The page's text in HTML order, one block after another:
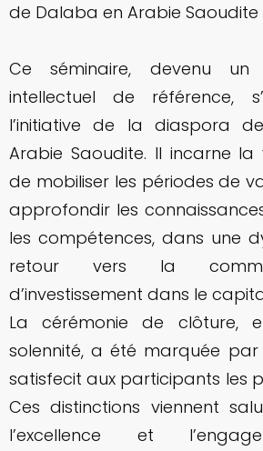
de Dalaba en Arabie Saoudite
Ce séminaire, devenu un
intellectuel de référence,
l’initiative de la diaspora
Arabie Saoudite. Il incarne
de mobiliser les périodes de
approfondir les
les compétences, dans une
retour vers la
d’investissement dans le
La cérémonie de clôture,
solennité, a été marquée
satisfecit aux participants les
Ces distinctions viennent
l’excellence et